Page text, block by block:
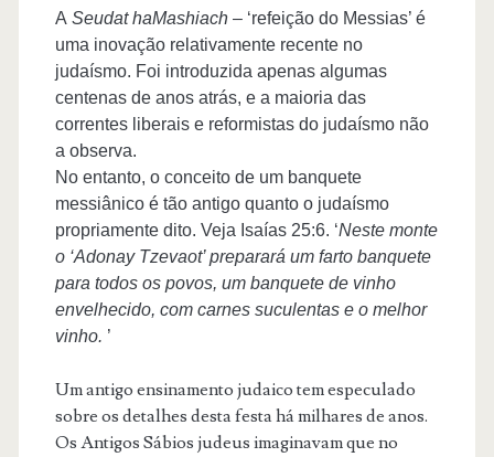
A Seudat haMashiach– ‘refeição do Messias’ é
uma inovação relativamente recente no
judaísmo. Foi introduzida apenas algumas
centenas de anos atrás, e a maioria das
correntes liberais e reformistas do judaísmo não
a observa.
No entanto, o conceito de um banquete
messiânico é tão antigo quanto o judaísmo
propriamente dito. Veja Isaías 25:6. ‘Neste monte
o ‘Adonay Tzevaot’ preparará um farto banquete
para todos os povos, um banquete de vinho
envelhecido, com carnes suculentas e o melhor
vinho. ’
Um antigo ensinamento judaico tem especulado
sobre os detalhes desta festa há milhares de anos.
Os Antigos Sábios judeus imaginavam que no